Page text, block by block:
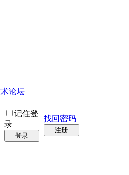
记住登
录
登录
找回密码
注册